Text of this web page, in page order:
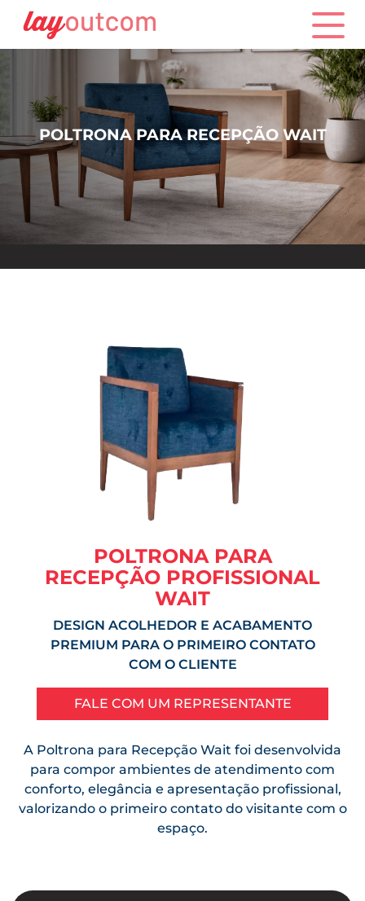
POLTRONA PARA RECEPÇÃO WAIT
POLTRONA PARA
RECEPÇÃO PROFISSIONAL
WAIT
DESIGN ACOLHEDOR E ACABAMENTO
PREMIUM PARA O PRIMEIRO CONTATO
COM O CLIENTE
FALE COM UM REPRESENTANTE
A Poltrona para Recepção Wait foi desenvolvida
para compor ambientes de atendimento com
conforto, elegância e apresentação profissional,
valorizando o primeiro contato do visitante com o
espaço.